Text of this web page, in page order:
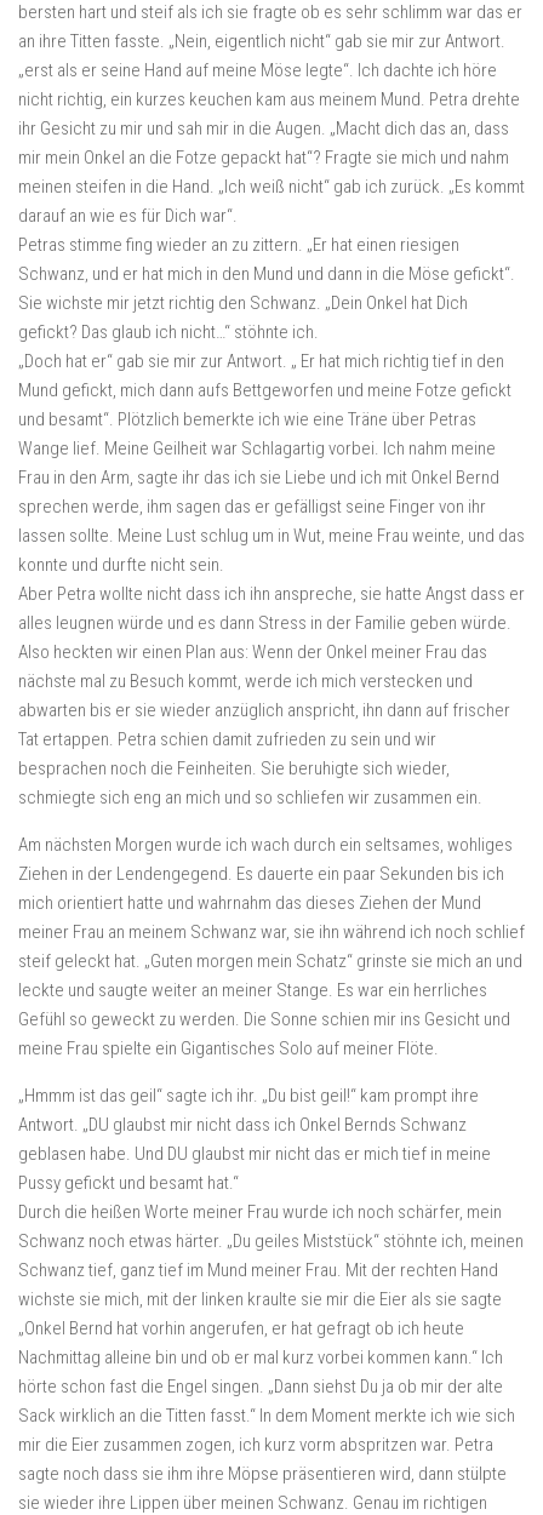
bersten hart und steif als ich sie fragte ob es sehr schlimm war das er
an ihre Titten fasste. „Nein, eigentlich nicht“ gab sie mir zur Antwort.
„erst als er seine Hand auf meine Möse legte“. Ich dachte ich höre
nicht richtig, ein kurzes keuchen kam aus meinem Mund. Petra drehte
ihr Gesicht zu mir und sah mir in die Augen. „Macht dich das an, dass
mir mein Onkel an die Fotze gepackt hat“? Fragte sie mich und nahm
meinen steifen in die Hand. „Ich weiß nicht“ gab ich zurück. „Es kommt
darauf an wie es für Dich war“.
Petras stimme fing wieder an zu zittern. „Er hat einen riesigen
Schwanz, und er hat mich in den Mund und dann in die Möse gefickt“.
Sie wichste mir jetzt richtig den Schwanz. „Dein Onkel hat Dich
gefickt? Das glaub ich nicht…“ stöhnte ich.
„Doch hat er“ gab sie mir zur Antwort. „ Er hat mich richtig tief in den
Mund gefickt, mich dann aufs Bettgeworfen und meine Fotze gefickt
und besamt“. Plötzlich bemerkte ich wie eine Träne über Petras
Wange lief. Meine Geilheit war Schlagartig vorbei. Ich nahm meine
Frau in den Arm, sagte ihr das ich sie Liebe und ich mit Onkel Bernd
sprechen werde, ihm sagen das er gefälligst seine Finger von ihr
lassen sollte. Meine Lust schlug um in Wut, meine Frau weinte, und das
konnte und durfte nicht sein.
Aber Petra wollte nicht dass ich ihn anspreche, sie hatte Angst dass er
alles leugnen würde und es dann Stress in der Familie geben würde.
Also heckten wir einen Plan aus: Wenn der Onkel meiner Frau das
nächste mal zu Besuch kommt, werde ich mich verstecken und
abwarten bis er sie wieder anzüglich anspricht, ihn dann auf frischer
Tat ertappen. Petra schien damit zufrieden zu sein und wir
besprachen noch die Feinheiten. Sie beruhigte sich wieder,
schmiegte sich eng an mich und so schliefen wir zusammen ein.
Am nächsten Morgen wurde ich wach durch ein seltsames, wohliges
Ziehen in der Lendengegend. Es dauerte ein paar Sekunden bis ich
mich orientiert hatte und wahrnahm das dieses Ziehen der Mund
meiner Frau an meinem Schwanz war, sie ihn während ich noch schlief
steif geleckt hat. „Guten morgen mein Schatz“ grinste sie mich an und
leckte und saugte weiter an meiner Stange. Es war ein herrliches
Gefühl so geweckt zu werden. Die Sonne schien mir ins Gesicht und
meine Frau spielte ein Gigantisches Solo auf meiner Flöte.
„Hmmm ist das geil“ sagte ich ihr. „Du bist geil!“ kam prompt ihre
Antwort. „DU glaubst mir nicht dass ich Onkel Bernds Schwanz
geblasen habe. Und DU glaubst mir nicht das er mich tief in meine
Pussy gefickt und besamt hat.“
Durch die heißen Worte meiner Frau wurde ich noch schärfer, mein
Schwanz noch etwas härter. „Du geiles Miststück“ stöhnte ich, meinen
Schwanz tief, ganz tief im Mund meiner Frau. Mit der rechten Hand
wichste sie mich, mit der linken kraulte sie mir die Eier als sie sagte
„Onkel Bernd hat vorhin angerufen, er hat gefragt ob ich heute
Nachmittag alleine bin und ob er mal kurz vorbei kommen kann.“ Ich
hörte schon fast die Engel singen. „Dann siehst Du ja ob mir der alte
Sack wirklich an die Titten fasst.“ In dem Moment merkte ich wie sich
mir die Eier zusammen zogen, ich kurz vorm abspritzen war. Petra
sagte noch dass sie ihm ihre Möpse präsentieren wird, dann stülpte
sie wieder ihre Lippen über meinen Schwanz. Genau im richtigen